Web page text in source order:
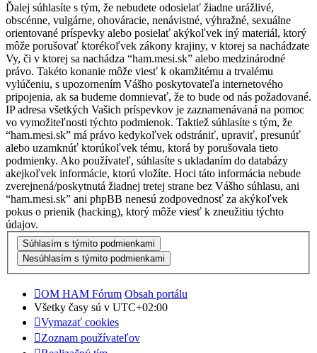
Ďalej súhlasíte s tým, že nebudete odosielať žiadne urážlivé,
obscénne, vulgárne, ohováracie, nenávistné, výhražné, sexuálne
orientované príspevky alebo posielať akýkoľvek iný materiál, ktorý
môže porušovať ktorékoľvek zákony krajiny, v ktorej sa nachádzate
Vy, či v ktorej sa nachádza “ham.mesi.sk” alebo medzinárodné
právo. Takéto konanie môže viesť k okamžitému a trvalému
vylúčeniu, s upozornením Vášho poskytovateľa internetového
pripojenia, ak sa budeme domnievať, že to bude od nás požadované.
IP adresa všetkých Vašich príspevkov je zaznamenávaná na pomoc
vo vymožiteľnosti týchto podmienok. Taktiež súhlasíte s tým, že
“ham.mesi.sk” má právo kedykoľvek odstrániť, upraviť, presunúť
alebo uzamknúť ktorúkoľvek tému, ktorá by porušovala tieto
podmienky. Ako používateľ, súhlasíte s ukladaním do databázy
akejkoľvek informácie, ktorú vložíte. Hoci táto informácia nebude
zverejnená/poskytnutá žiadnej tretej strane bez Vášho súhlasu, ani
“ham.mesi.sk” ani phpBB nenesú zodpovednosť za akýkoľvek
pokus o prienik (hacking), ktorý môže viesť k zneužitiu týchto
údajov.
OM HAM Fórum Obsah portálu
Všetky časy sú v UTC+02:00
Vymazať cookies
Zoznam používateľov